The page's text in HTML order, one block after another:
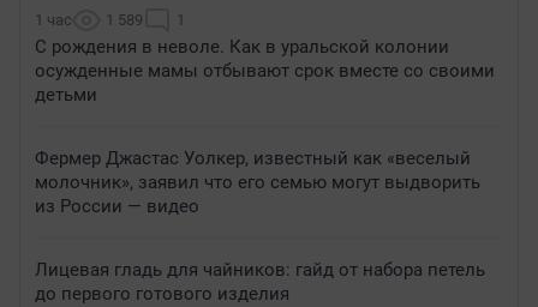
1 час 1 589 1
С рождения в неволе. Как в уральской колонии
осужденные мамы отбывают срок вместе со своими
детьми
Фермер Джастас Уолкер, известный как «веселый
молочник», заявил что его семью могут выдворить
из России — видео
Лицевая гладь для чайников: гайд от набора петель
до первого готового изделия